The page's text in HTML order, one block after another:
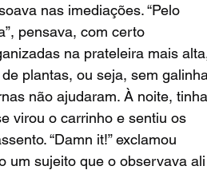
nas imediações. “Pelo
pensava, com certo
na prateleira mais
plantas, ou seja, sem
não ajudaram. À noite, tinha
virou o carrinho e sentiu os
“Damn it!” exclamou
um sujeito que o observava ali